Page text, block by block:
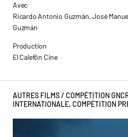
Avec
Ricardo Antonio Guzmán, José
Guzmán
Production
El Calefõn Cine
AUTRES FILMS / COMPÉTITION
INTERNATIONALE, COMPÉTITION